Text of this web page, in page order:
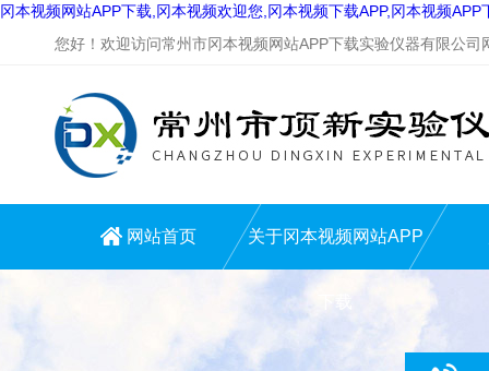
冈本视频网站APP下载,冈本视频欢迎您,冈本视频下载APP,冈本视频APP
您好！欢迎访问常州市冈本视频网站APP下载实验仪器有限公司网站
网站首页 关于冈本视频网站APP